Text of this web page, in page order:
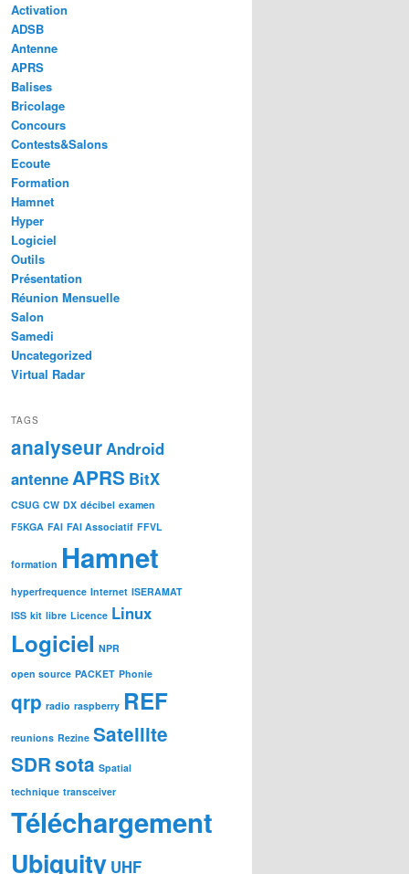
Activation
ADSB
Antenne
APRS
Balises
Bricolage
Concours
Contests&Salons
Ecoute
Formation
Hamnet
Hyper
Logiciel
Outils
Présentation
Réunion Mensuelle
Salon
Samedi
Uncategorized
Virtual Radar
TAGS
analyseurAndroid
antenneAPRS BitX
CSUG CW DX décibel examen
F5KGA FAI FAI Associatif FFVL
formation Hamnet
hyperfrequence Internet ISERAMAT
ISS kit libre Licence Linux
Logiciel NPR
open source PACKET Phonie
qrp radio raspberry REF
reunions Rezine Satellite
SDRsota Spatial
technique transceiver
Téléchargement
Ubiquity UHF